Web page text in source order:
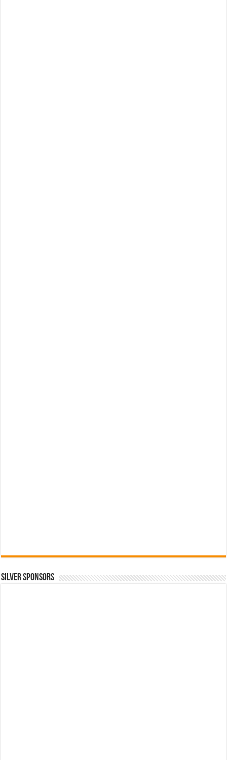
SILVER SPONSORS